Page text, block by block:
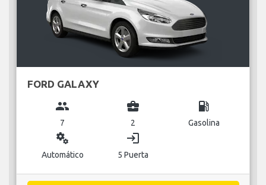
FORD GALAXY
group
7
business_center
2
local_gas_station
Gasolina
miscellaneous_services
Automático
login
5 Puerta